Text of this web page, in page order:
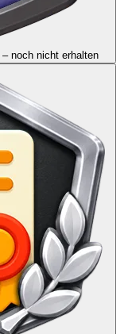
– noch nicht erhalten